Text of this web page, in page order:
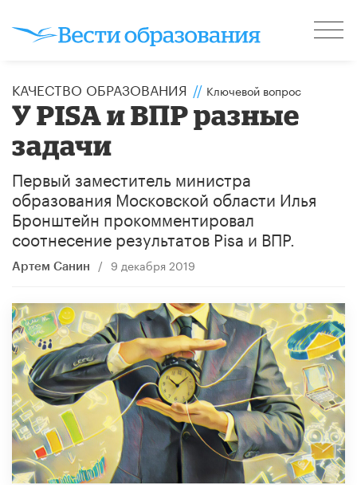
КАЧЕСТВО ОБРАЗОВАНИЯ // Ключевой вопрос
У PISA и ВПР разные
задачи
Первый заместитель министра
образования Московской области Илья
Бронштейн прокомментировал
соотнесение результатов Pisa и ВПР.
Артем Санин / 9 декабря 2019